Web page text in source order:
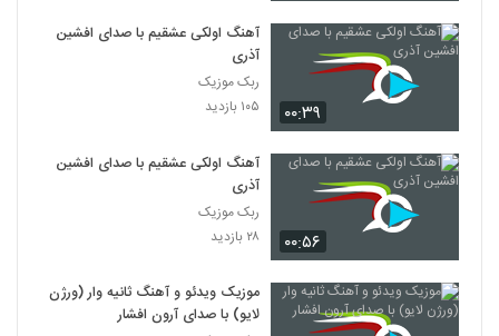
اشکان کریم خانی آهنگ فاز غریب
5280
۲۵۶ بازدید
5281
دانلود آهنگ جدید و زیبای مجتبی آدیان با نام
من برات هلاکم
۰۰:۳۹
آهنگ اولکی عشقیم با صدای افشین
آذری
ربک موزیک
۱۰۵ بازدید
۰۰:۵۶
آهنگ اولکی عشقیم با صدای افشین
آذری
ربک موزیک
۲۸ بازدید
موزیک ویدئو و آهنگ ثانیه وار (ورژن
لایو) با صدای آرون افشار